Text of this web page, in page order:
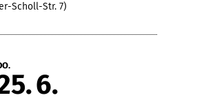
Scholl-Str. 7)
6